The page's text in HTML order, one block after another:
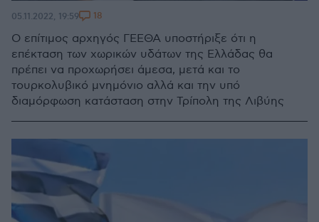
Ο επίτιμος αρχηγός ΓΕΕΘΑ υποστήριξε ότι η
επέκταση των χωρικών υδάτων της Ελλάδας θα
πρέπει να προχωρήσει άμεσα, μετά και το
τουρκολυβικό μνημόνιο αλλά και την υπό
διαμόρφωση κατάσταση στην Τρίπολη της Λιβύης
05.11.2022, 19:59 18